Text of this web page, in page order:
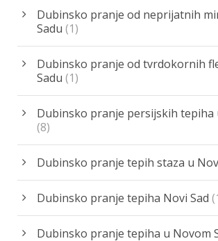
Dubinsko pranje od neprijatnih
Sadu (1)
Dubinsko pranje od tvrdokornih
Sadu (1)
Dubinsko pranje persijskih tepiha
(8)
Dubinsko pranje tepih staza u
Dubinsko pranje tepiha Novi Sad
Dubinsko pranje tepiha u Novom